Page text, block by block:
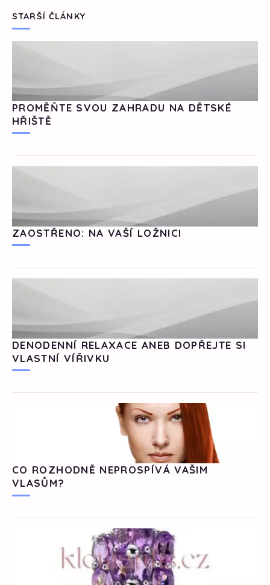
STARŠÍ ČLÁNKY
PROMĚŇTE SVOU ZAHRADU NA DĚTSKÉ
HŘIŠTĚ
ZAOSTŘENO: NA VAŠÍ LOŽNICI
DENODENNÍ RELAXACE ANEB DOPŘEJTE SI
VLASTNÍ VÍŘIVKU
CO ROZHODNĚ NEPROSPÍVÁ VAŠIM
VLASŮM?